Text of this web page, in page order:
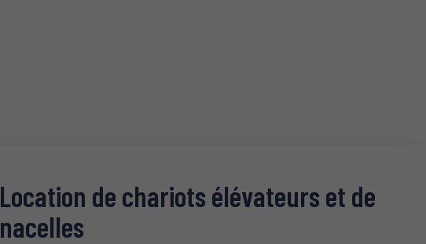
Location de chariots élévateurs et de
nacelles